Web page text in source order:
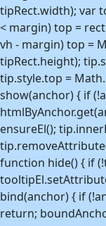
tipRect.width); var
< margin) top =
vh - margin) top =
tipRect.height);
tip.style.top =
show(anchor) { if
ensureEl();
function hide() { if
bind(anchor) { if
return;